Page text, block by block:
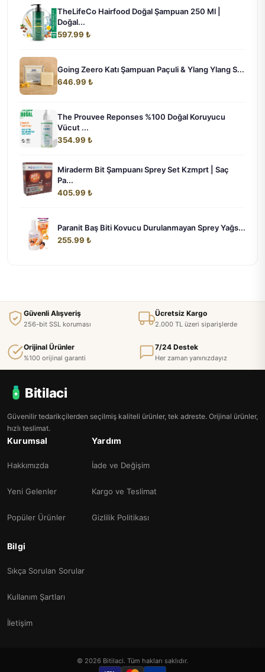
TheLifeCo Hairfood Doğal Şampuan 250 Ml |
Doğal...
597.99 ₺
Going Zeero Katı Şampuan Paçuli & Ylang Ylang S...
646.99 ₺
The Prouvee Reponses %100 Doğal Koruyucu
Vücut ...
354.99 ₺
Miraderm Bit Şampuanı Sprey Set Kzmprt | Saç
Pa...
405.99 ₺
Paranit Baş Biti Kovucu Durulanmayan Sprey Yağs...
255.99 ₺
Güvenli Alışveriş
256-bit SSL koruması
Ücretsiz Kargo
2.000 TL üzeri siparişlerde
Orijinal Ürünler
%100 orijinal garanti
7/24 Destek
Her zaman yanınızdayız
Bitilaci
Güvenilir tedarikçilerden seçilmiş kaliteli ürünler, tek adreste. Orijinal ürünler,
hızlı teslimat.
Kurumsal
Hakkımızda
Yeni Gelenler
Popüler Ürünler
Yardım
İade ve Değişim
Kargo ve Teslimat
Gizlilik Politikası
Bilgi
Sıkça Sorulan Sorular
Kullanım Şartları
İletişim
© 2026 Bitilaci. Tüm hakları saklıdır.